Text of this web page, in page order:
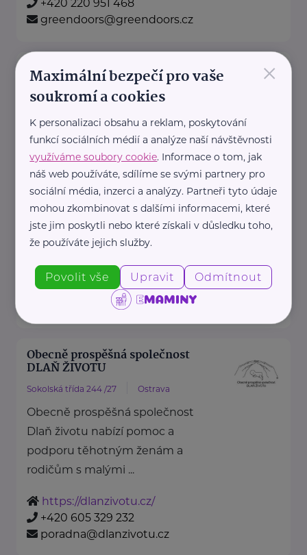
+420 220 951 468
greendoors@greendoors.cz
Klub svobodných matek z.s.
Dukelských hrdinů 34 Praha 7
"Pomáháme rodičům a jejich
dětem."
Rodinám samoživitelů z celé ČR
poskytujeme finanční, materiální,
odbornou právní ...
+420 800 995 511
info@klubsvobodnychmatek.cz
Obecně prospěšná společnost
DLAŇ ŽIVOTU
Sokolská třída 244 /27 Ostrava
Obecně prospěšná společnost
Dlaň životu nabízí pomoc a
podporu těhotným ženám a
rodičům s malými ...
https://dlanzivotu.cz/
+420 605 329 232
poradna@dlanzivotu.cz
×
Maximální bezpečí pro vaše
soukromí a cookies
K personalizaci obsahu a reklam, poskytování
funkcí sociálních médií a analýze naší návštěvnosti
využíváme soubory cookie. Informace o tom, jak
náš web používáte, sdílíme se svými partnery pro
sociální média, inzerci a analýzy. Partneři tyto údaje
mohou zkombinovat s dalšími informacemi, které
jste jim poskytli nebo které získali v důsledku toho,
že používáte jejich služby.
Povolit vše Upravit Odmítnout